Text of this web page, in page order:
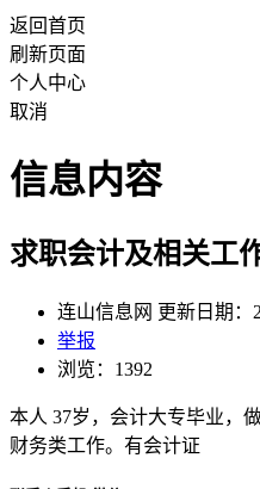
返回首页
刷新页面
个人中心
取消
信息内容
求职会计及相关工
连山信息网 更新日期：
举报
浏览：1392
本人 37岁，会计大专毕业，
财务类工作。有会计证